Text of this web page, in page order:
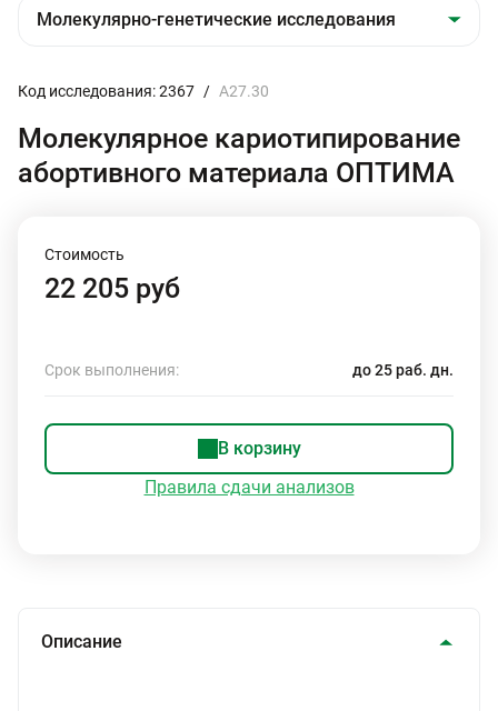
Код исследования: 2367 / А27.30
Молекулярное кариотипирование
абортивного материала ОПТИМА
Стоимость
22 205 руб
Срок выполнения: до 25 раб. дн.
В корзину
Правила сдачи анализов
Описание